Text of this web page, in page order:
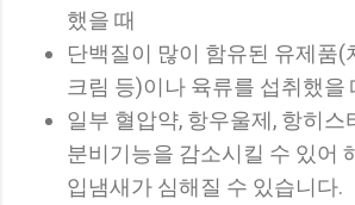
했을 때
단백질이 많이 함유된 유제품(
크림 등)이나 육류를 섭취했을
일부 혈압약, 항우울제, 항히스
분비기능을 감소시킬 수 있어
입냄새가 심해질 수 있습니다.